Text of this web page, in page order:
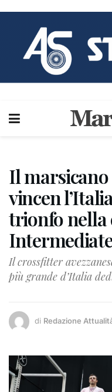
Il
vincen
trionfo nella
Il crossfitter
più grande d’Italia
di Redazione